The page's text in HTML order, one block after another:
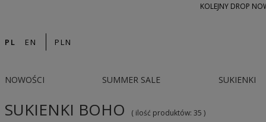
KOLEJNY DROP
PL EN PLN
NOWOŚCI SUMMER SALE SUKIENKI
SUKIENKI BOHO ( ilość produktów: 35 )